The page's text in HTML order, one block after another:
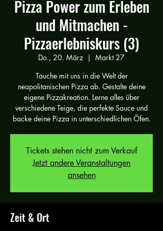
Pizza Power zum Erleben
und Mitmachen -
Pizzaerlebniskurs (3)
Do., 20. März
  |
Markt 27
Tauche mit uns in die Welt der
neapolitanischen Pizza ab. Gestalte deine
eigene Pizzakreation. Lerne alles über
verschiedene Teige, die perfekte Sauce und
backe deine Pizza in unterschiedlichen Öfen.
Tickets stehen nicht zum Verkauf
Jetzt andere Veranstaltungen
ansehen
Zeit & Ort